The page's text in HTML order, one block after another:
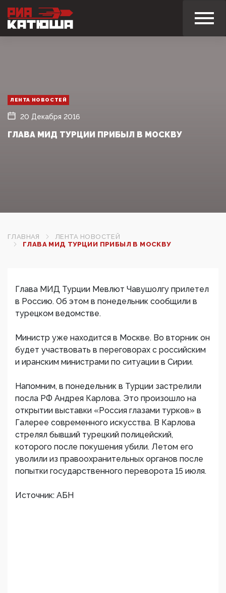
ЛЕНТА НОВОСТЕЙ
20 Декабря 2016
ГЛАВА МИД ТУРЦИИ ПРИБЫЛ В МОСКВУ‍
ГЛАВНАЯ
ЛЕНТА НОВОСТЕЙ
ГЛАВА МИД ТУРЦИИ ПРИБЫЛ В МОСКВУ‍
Глава МИД Турции Мевлют Чавушолгу прилетел
в Россию. Об этом в понедельник сообщили в
турецком ведомстве.
Министр уже находится в Москве. Во вторник он
будет участвовать в переговорах с российским
и иранским министрами по ситуации в Сирии.
Напомним, в понедельник в Турции застрелили
посла РФ Андрея Карлова. Это произошло на
открытии выставки «Россия глазами турков» в
Галерее современного искусства. В Карлова
стрелял бывший турецкий полицейский,
которого после покушения убили. Летом его
уволили из правоохранительных органов после
попытки государственного переворота 15 июля.
Источник: АБН